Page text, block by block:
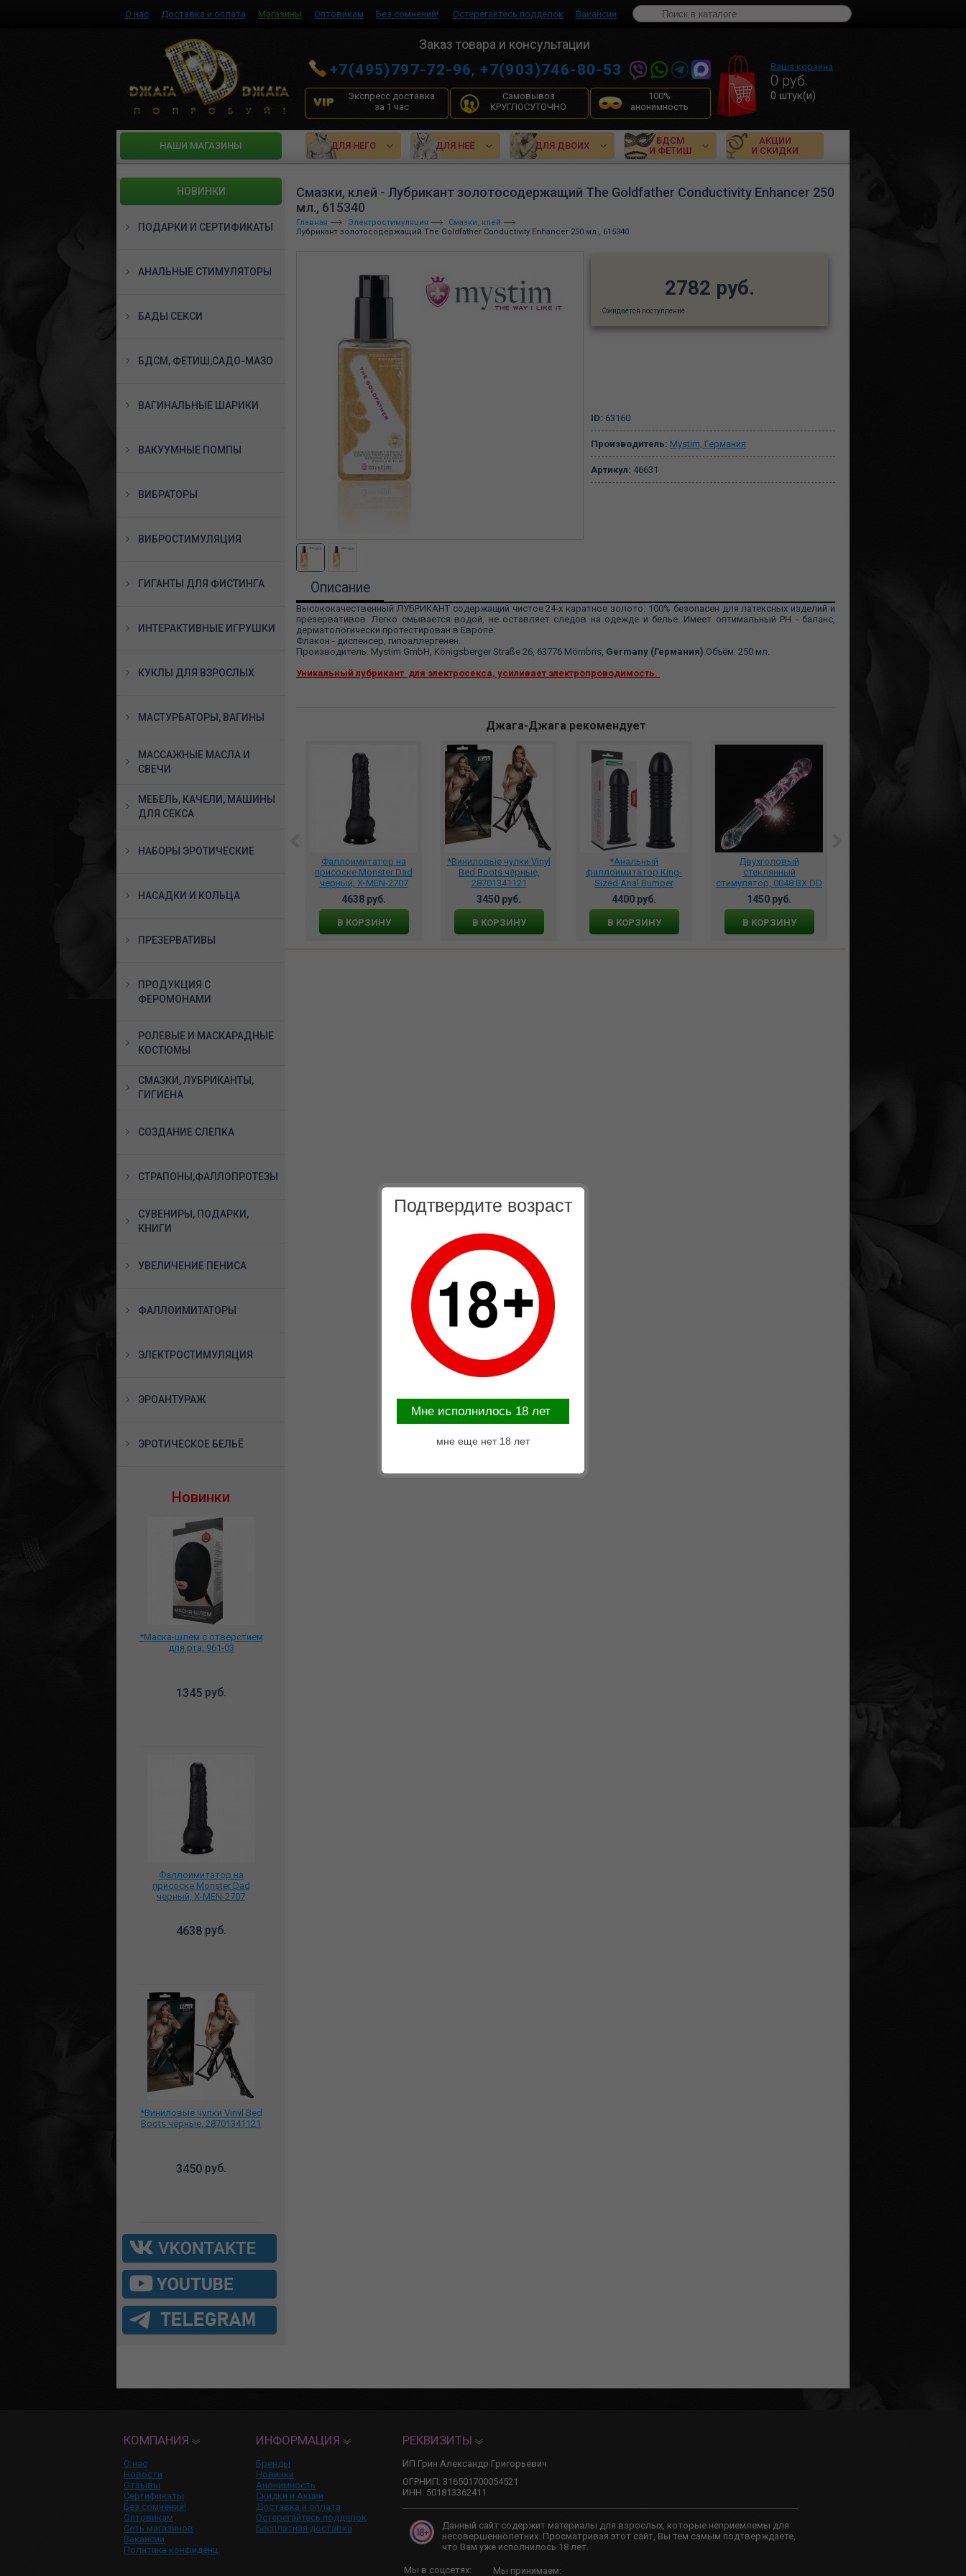
О нас Доставка и оплата Магазины Оптовикам Без сомнений! Остерегайтесь подделок Вакансии
Заказ товара и консультации
+7(495)797-72-96,+7(903)746-80-53
Экспресс доставка
за 1 час
Самовывоз
КРУГЛОСУТОЧНО
100%
анонимность
Ваша корзина
0 руб.
0 штук(и)
HАШИ МАГАЗИНЫ ДЛЯ НЕГО ДЛЯ НЕЁ ДЛЯ ДВОИХ
БДСМ
И ФЕТИШ
АКЦИИ
И СКИДКИ
НОВИНКИ
ПОДАРКИ И СЕРТИФИКАТЫ
АНАЛЬНЫЕ СТИМУЛЯТОРЫ
БАДЫ СЕКСИ
БДСМ, ФЕТИШ,САДО-МАЗО
ВАГИНАЛЬНЫЕ ШАРИКИ
ВАКУУМНЫЕ ПОМПЫ
ВИБРАТОРЫ
ВИБРОСТИМУЛЯЦИЯ
ГИГАНТЫ ДЛЯ ФИСТИНГА
ИНТЕРАКТИВНЫЕ ИГРУШКИ
КУКЛЫ ДЛЯ ВЗРОСЛЫХ
МАСТУРБАТОРЫ, ВАГИНЫ
МАССАЖНЫЕ МАСЛА И
СВЕЧИ
МЕБЕЛЬ, КАЧЕЛИ, МАШИНЫ
ДЛЯ СЕКСА
НАБОРЫ ЭРОТИЧЕСКИЕ
НАСАДКИ И КОЛЬЦА
ПРЕЗЕРВАТИВЫ
ПРОДУКЦИЯ С
ФЕРОМОНАМИ
РОЛЕВЫЕ И МАСКАРАДНЫЕ
КОСТЮМЫ
СМАЗКИ, ЛУБРИКАНТЫ,
ГИГИЕНА
СОЗДАНИЕ СЛЕПКА
СТРАПОНЫ,ФАЛЛОПРОТЕЗЫ
СУВЕНИРЫ, ПОДАРКИ,
КНИГИ
УВЕЛИЧЕНИЕ ПЕНИСА
ФАЛЛОИМИТАТОРЫ
ЭЛЕКТРОСТИМУЛЯЦИЯ
ЭРОАНТУРАЖ
ЭРОТИЧЕСКОЕ БЕЛЬЁ
Новинки
*Маска-шлем с отверстием
для рта, 961-03
1345руб.
Фаллоимитатор на
присоске Monster Dad
черный, X-MEN-2707
4638руб.
*Виниловые чулки Vinyl Bed
Boots чёрные, 28701341121
3450руб.
Смазки, клей - Лубрикант золотосодержащий The Goldfather Conductivity Enhancer 250
мл., 615340
Главная Электростимуляция
Смазки, клей
Лубрикант золотосодержащий The Goldfather Conductivity Enhancer 250 мл., 615340
2782 руб.
Ожидается поступление
ID: 63160
Производитель: Mystim, Германия
Артикул: 46631
Описание
Высококачественный ЛУБРИКАНТ содержащий чистое 24-х каратное золото. 100% безопасен для латексных изделий и
презервативов. Легко смывается водой, не оставляет следов на одежде и белье. Имеет оптимальный PH - баланс,
дерматологически протестирован в Европе.
Флакон - диспенсер, гипоаллергенен.
Производитель: Mystim GmbH, Königsberger Straße 26, 63776 Mömbris, Germany (Германия).Объём: 250 мл.
Уникальный лубрикант для электросекса, усиливает электропроводимость.
Джага-Джага рекомендует
тяжести, BI-014265
Женщин MG002
899 руб.
Фаллоимитатор на
присоске Monster Dad
черный, X-MEN-2707
4638 руб.
В КОРЗИНУ
*Виниловые чулки Vinyl
Bed Boots чёрные,
28701341121
3450 руб.
В КОРЗИНУ
*Анальный
фаллоимитатор King-
Sized Anal Bumper
чёрный, LV2242
4400 руб.
В КОРЗИНУ
Двухголовый
стеклянный
стимулятор, 0048 BX DD
1450 руб.
В КОРЗИНУ
КОМПАНИЯ
О нас
Новости
Отзывы
Сертификаты
Без сомнений!
Оптовикам
Сеть магазинов
Вакансии
Политика конфиденц.
ИНФОРМАЦИЯ
Бренды
Новинки
Анонимность
Скидки и Акции
Доставка и оплата
Остерегайтесь подделок
Бесплатная доставка
РЕКВИЗИТЫ
ИП Грин Александр Григорьевич
ОГРНИП: 316501700054521
ИНН: 501813362411
Данный сайт содержит материалы для взрослых, которые неприемлемы для
несовершеннолетних. Просматривая этот сайт, Вы тем самым подтверждаете,
что Вам уже исполнилось 18 лет.
Мы в соцсетях: Мы принимаем:
Подтвердите возраст
Mне исполнилось 18 лет
мне еще нет 18 лет